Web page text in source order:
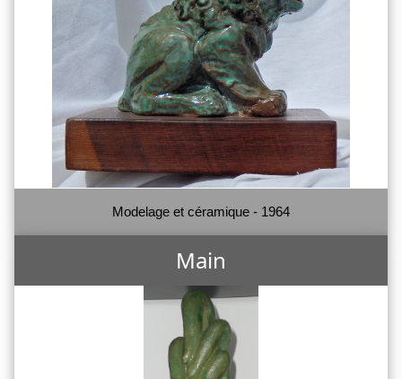
Modelage et céramique - 1964
Main